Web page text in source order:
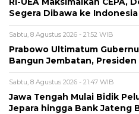
Segera Dibawa ke Indonesia
Sabtu, 8 Agustus 2026 - 21:52 WIB
Prabowo Ultimatum
Bangun Jembatan, Presiden
Sabtu, 8 Agustus 2026 - 21:47 WIB
Jawa Tengah Mulai Bidik
Jepara hingga Bank Jateng